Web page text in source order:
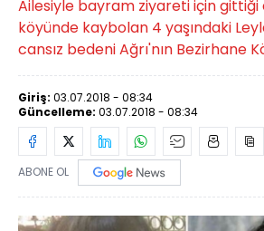
Ailesiyle bayram ziyareti için gittiği
köyünde kaybolan 4 yaşındaki
cansız bedeni Ağrı'nın Bezirhane
Giriş: 03.07.2018 - 08:34
Güncelleme: 03.07.2018 - 08:34
ABONE OL